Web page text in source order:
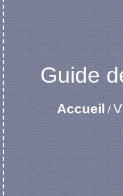
Guide
Accueil /